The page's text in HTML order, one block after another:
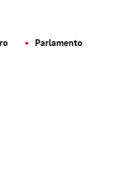
Parlamento